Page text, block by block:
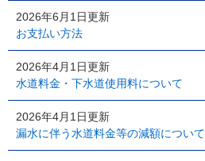
2026年6月1日更新
お支払い方法
2026年4月1日更新
水道料金・下水道使用料について
2026年4月1日更新
漏水に伴う水道料金等の減額について